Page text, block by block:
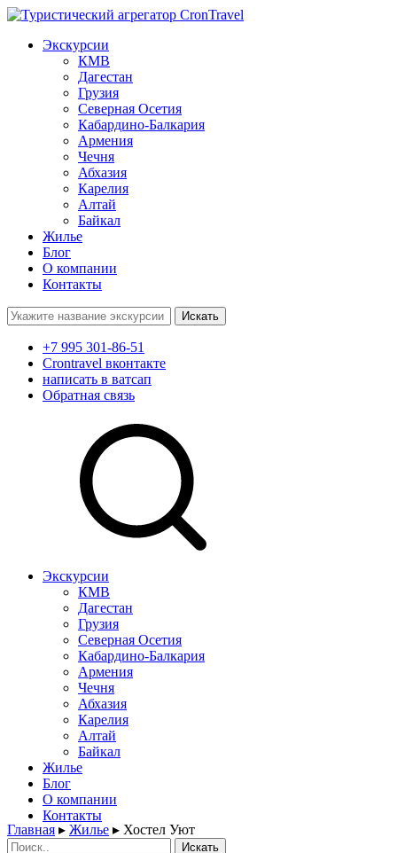
Экскурсии
КМВ
Дагестан
Грузия
Северная Осетия
Кабардино-Балкария
Армения
Чечня
Абхазия
Карелия
Алтай
Байкал
Жилье
Блог
О компании
Контакты
Поиск:
+7 995 301-86-51
Crontravel вконтакте
написать в ватсап
Обратная связь
Экскурсии
КМВ
Дагестан
Грузия
Северная Осетия
Кабардино-Балкария
Армения
Чечня
Абхазия
Карелия
Алтай
Байкал
Жилье
Блог
О компании
Контакты
Поиск:
Главная ▸ Жилье ▸ Хостел Уют